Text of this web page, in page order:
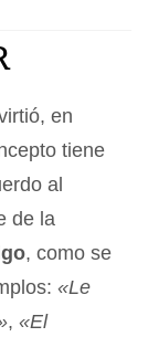
en
tiene
al
de la
, como se
«Le
, «El